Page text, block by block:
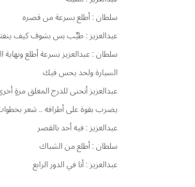
سلطان : أطلع بسرعة من قصره
عبدالعزيز : طيِّب بس بشوف كيف
سلطان : عبدالعزيز بسرعة أطلع
السيارة ولحد يحس فيك
عبدالعزيز أنحنى للدرج المغلق مرةٍ
يضرب بقوة على أطرافه .. شعر
عبدالعزيز : فيه أحد بالقصر
سلطان : أطلع من الشباك
عبدالعزيز : أنا في الدور الرابع